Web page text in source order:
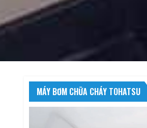
MÁY BƠM CHỮA CHÁY TOHATSU